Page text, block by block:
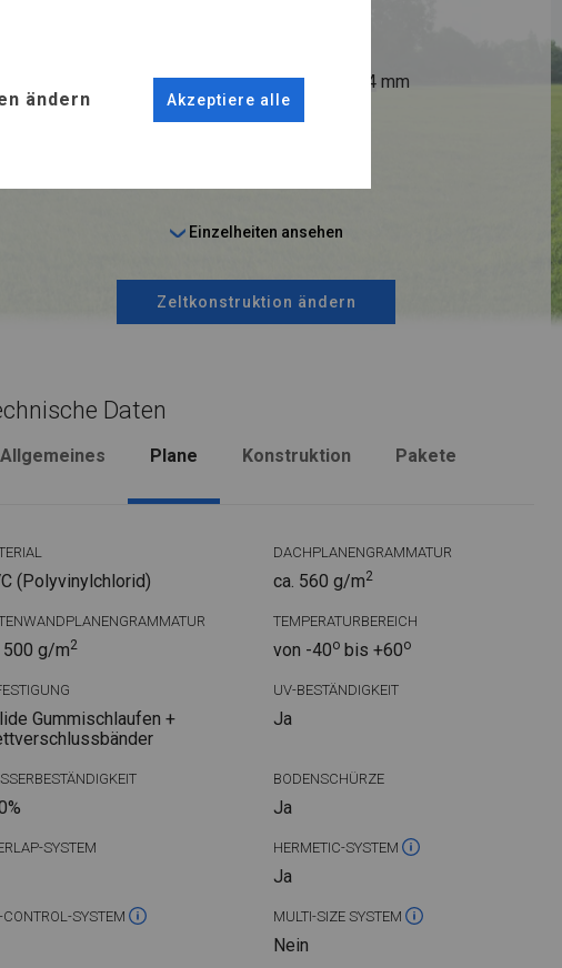
Stahl ca. fi 54 mm
Einzelheiten ansehen
Zeltkonstruktion ändern
Daten
Allgemeines Plane Konstruktion Pakete
(Polyvinylchlorid)
DACHPLANENGRAMMATUR
ca. 560 g/m2
500 g/m2
TEMPERATURBEREICH
von -40obis +60o
Gummischlaufen +
UV-BESTÄNDIGKEIT
Ja
BODENSCHÜRZE
Ja
SYSTEM HERMETIC-SYSTEM
Ja
CONTROL-SYSTEM MULTI-SIZE SYSTEM
Nein
ändern Akzeptiere alle